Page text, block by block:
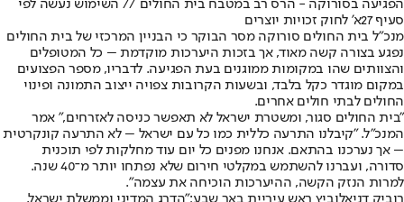
הפגיעה בסורוקה - הרס רב במטבח בית החולים // השימוש נעשה לפי
סעיף 27א' לחוק זכויות יוצרים
מנכ"ל בית החולים סורוקה מסר הבוקר כי הבניין המרכזי של בית החולים
נפגע בצורה קשה מאוד, אך בזכות היערכות מוקדמת – כל המטופלים
והצוותים שהו במקומות ממוגנים בעת הפגיעה. לדבריו, מספר הפצועים
במקום מוגדר כקל בלבד, ובשעות הקרובות צפויה ייצוב התמונה ופינוי
החולים לבתי חולים אחרים.
"בית החולים סגור, ומשטרת ישראל לא תאפשר כניסה לאזרחים," אמר
המנכ"ל. "קיבלנו התרעה כללית כמו כל עם ישראל – לא התרעה קונקרטית
– אך נערכנו בהתאם. אנחנו מפנים כל יום עוד מחלקות לפי תוכנית
סדורה, ועברנו להשתמש במקלטי חירום שלא נפתחו יותר מ־40 שנה.
למרות הנזק הקשה, ההיערכות הוכיחה את עצמה".